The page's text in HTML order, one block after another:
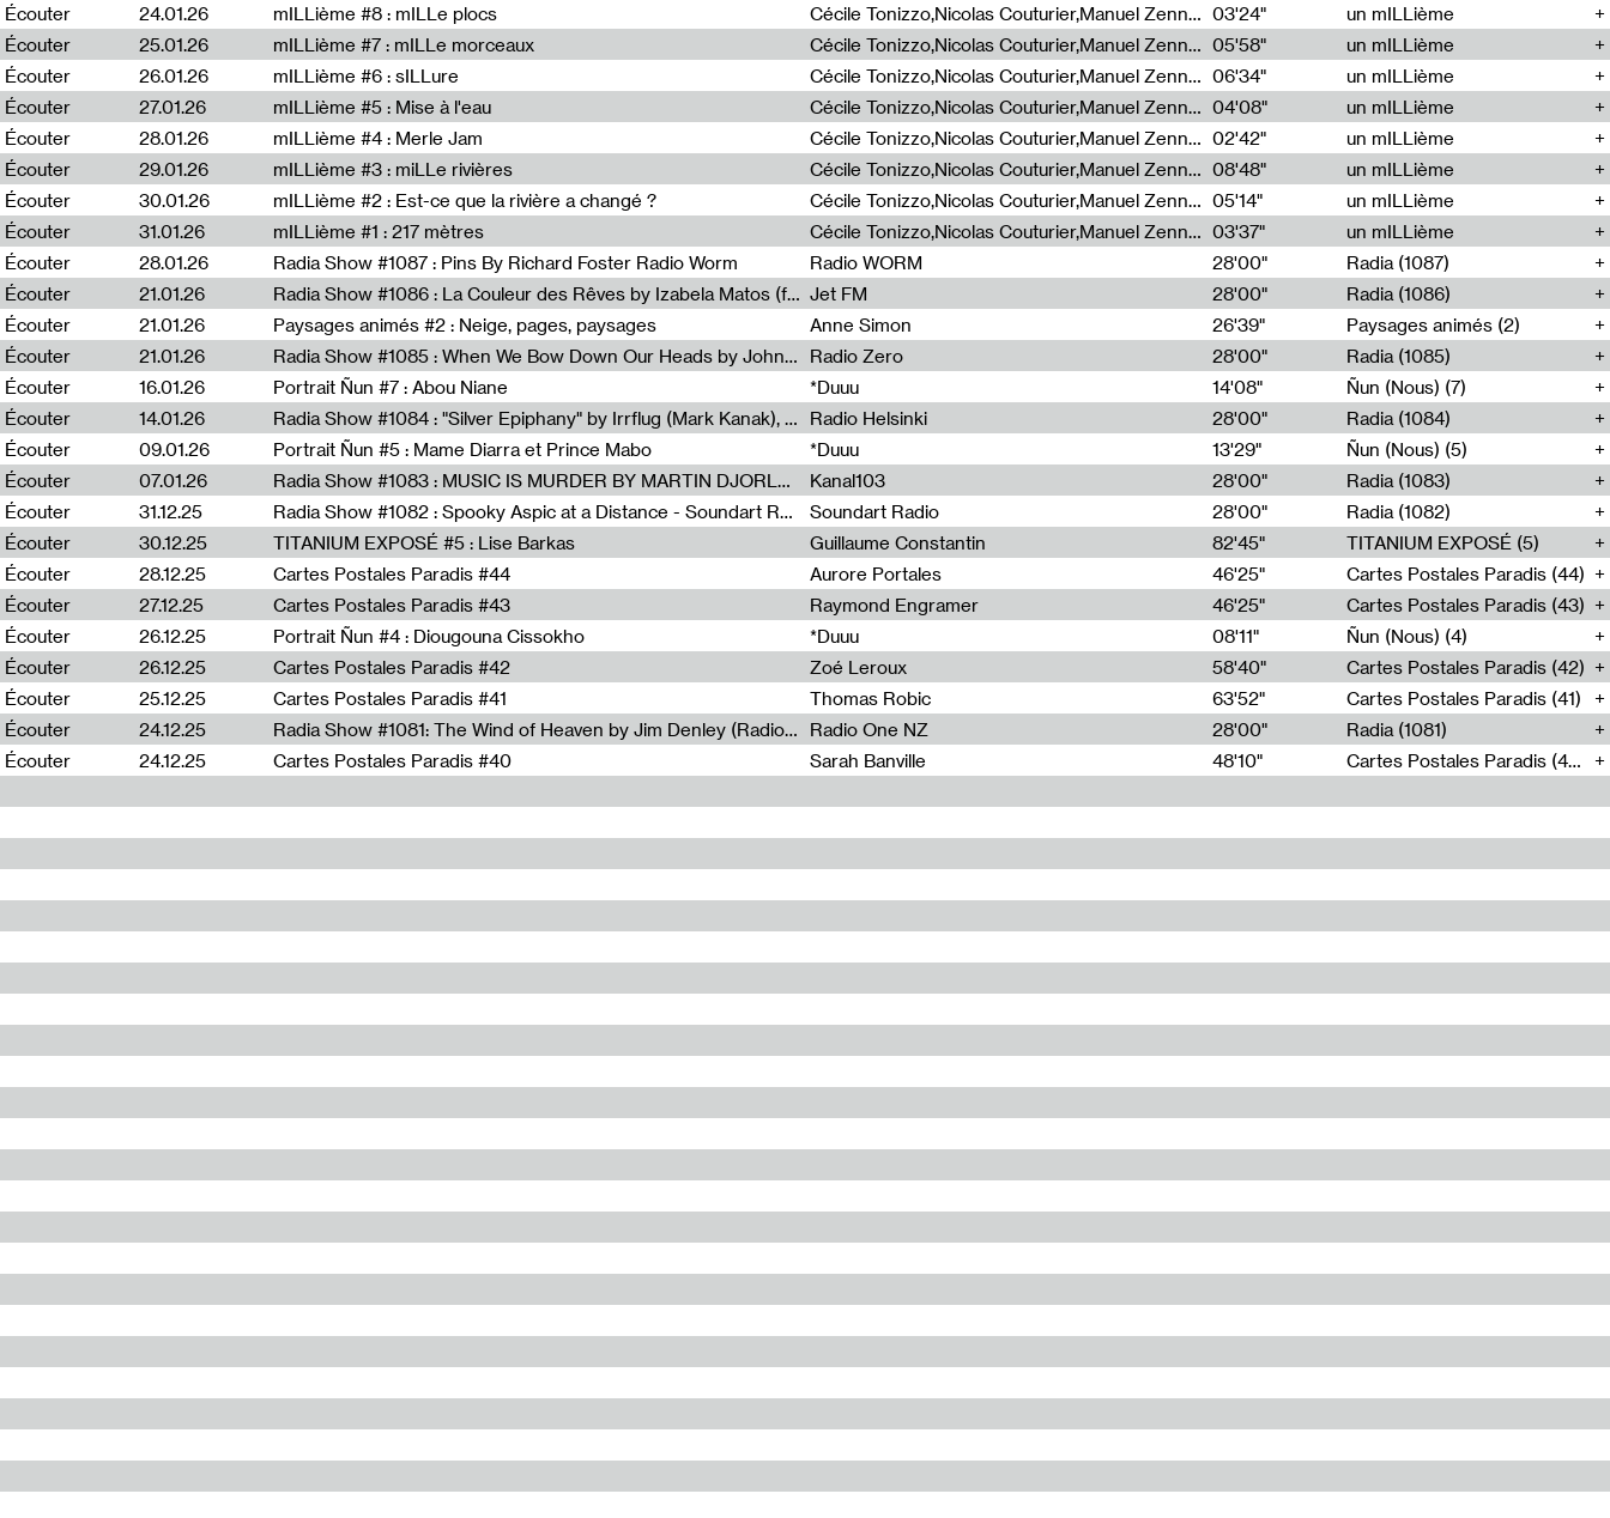
Écouter
24.01.26 mILLième #8 : mILLe plocs Cécile Tonizzo,Nicolas Couturier,Manuel Zenner,Aquila Lescene,Curtis Coco,Cyril Magnier 03'24"
un mILLième
Écouter
25.01.26 mILLième #7 : mILLe morceaux Cécile Tonizzo,Nicolas Couturier,Manuel Zenner,Aquila Lescene,Curtis Coco,Cyril Magnier 05'58"
un mILLième
Écouter
26.01.26 mILLième #6 : sILLure Cécile Tonizzo,Nicolas Couturier,Manuel Zenner,Aquila Lescene,Curtis Coco,Cyril Magnier 06'34"
un mILLième
Écouter
27.01.26 mILLième #5 : Mise à l'eau Cécile Tonizzo,Nicolas Couturier,Manuel Zenner,Aquila Lescene,Curtis Coco,Cyril Magnier 04'08"
un mILLième
Écouter
28.01.26 mILLième #4 : Merle Jam Cécile Tonizzo,Nicolas Couturier,Manuel Zenner,Aquila Lescene,Curtis Coco,Cyril Magnier 02'42"
un mILLième
Écouter
29.01.26 mILLième #3 : miLLe rivières Cécile Tonizzo,Nicolas Couturier,Manuel Zenner,Aquila Lescene,Curtis Coco,Cyril Magnier 08'48"
un mILLième
Écouter
30.01.26 mILLième #2 : Est-ce que la rivière a changé ? Cécile Tonizzo,Nicolas Couturier,Manuel Zenner,Aquila Lescene,Curtis Coco,Cyril Magnier 05'14"
un mILLième
Écouter
31.01.26 mILLième #1 : 217 mètres Cécile Tonizzo,Nicolas Couturier,Manuel Zenner,Aquila Lescene,Curtis Coco,Cyril Magnier 03'37"
un mILLième
Écouter
28.01.26 Radia Show #1087 : Pins By Richard Foster Radio Worm Radio WORM 28'00"
Radia (1087)
Écouter
21.01.26 Radia Show #1086 : La Couleur des Rêves by Izabela Matos (for Jet FM) Jet FM 28'00"
Radia (1086)
Écouter
21.01.26 Paysages animés #2 : Neige, pages, paysages Anne Simon 26'39"
Paysages animés (2)
Écouter
21.01.26 Radia Show #1085 : When We Bow Down Our Heads by John Roach (Radia edit, Rádio Zero) Radio Zero 28'00"
Radia (1085)
Écouter
16.01.26 Portrait Ñun #7 : Abou Niane *Duuu 14'08"
Ñun (Nous) (7)
Écouter
14.01.26 Radia Show #1084 : "Silver Epiphany" by Irrflug (Mark Kanak), featuring Jarboe and Blixa Bargeld (for Radio Helsinki) Radio Helsinki 28'00"
Radia (1084)
Écouter
09.01.26 Portrait Ñun #5 : Mame Diarra et Prince Mabo *Duuu 13'29"
Ñun (Nous) (5)
Écouter
07.01.26 Radia Show #1083 : MUSIC IS MURDER BY MARTIN DJORLEV (KANAL103) Kanal103 28'00"
Radia (1083)
Écouter
31.12.25 Radia Show #1082 : Spooky Aspic at a Distance - Soundart Radio Soundart Radio 28'00"
Radia (1082)
Écouter
30.12.25 TITANIUM EXPOSÉ #5 : Lise Barkas Guillaume Constantin 82'45"
TITANIUM EXPOSÉ (5)
Écouter
28.12.25 Cartes Postales Paradis #44 Aurore Portales 46'25"
Cartes Postales Paradis (44)
Écouter
27.12.25 Cartes Postales Paradis #43 Raymond Engramer 46'25"
Cartes Postales Paradis (43)
Écouter
26.12.25 Portrait Ñun #4 : Diougouna Cissokho *Duuu 08'11"
Ñun (Nous) (4)
Écouter
26.12.25 Cartes Postales Paradis #42 Zoé Leroux 58'40"
Cartes Postales Paradis (42)
Écouter
25.12.25 Cartes Postales Paradis #41 Thomas Robic 63'52"
Cartes Postales Paradis (41)
Écouter
24.12.25 Radia Show #1081: The Wind of Heaven by Jim Denley (Radio One 91 FM) Radio One NZ 28'00"
Radia (1081)
Écouter
24.12.25 Cartes Postales Paradis #40 Sarah Banville 48'10" Cartes Postales Paradis (40)